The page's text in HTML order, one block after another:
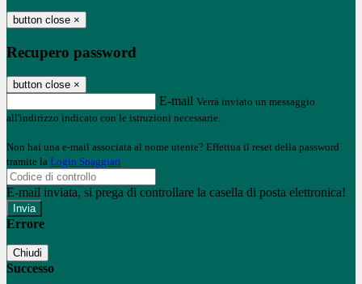
button close ×
Recupero password
button close ×
E-mail Verrà inviato un messaggio
all'indirizzo indicato con le istruzioni necessarie.
Non hai una e-mail associata al nome utente? Effettua il reset della password
tramite la Login Spaggiari
E-mail inviata, si prega di controllare la casella di posta elettronica!
Errore
Chiudi
Successo